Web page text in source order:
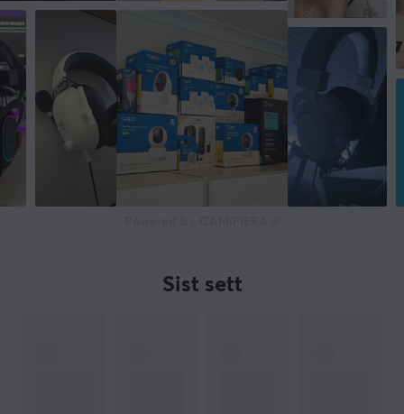
LYDUTGANG
Frekvensområde
50-20000 Hz
Følsomhet
105 db
Impedans
Sist sett